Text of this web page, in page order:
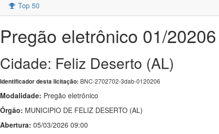
Top 50
Pregão eletrônico 01/20206
Cidade: Feliz Deserto (AL)
Identificador desta licitação: BNC-2702702-3dab-0120206
Modalidade: Pregão eletrônico
Órgão: MUNICIPIO DE FELIZ DESERTO (AL)
Abertura: 05/03/2026 09:00